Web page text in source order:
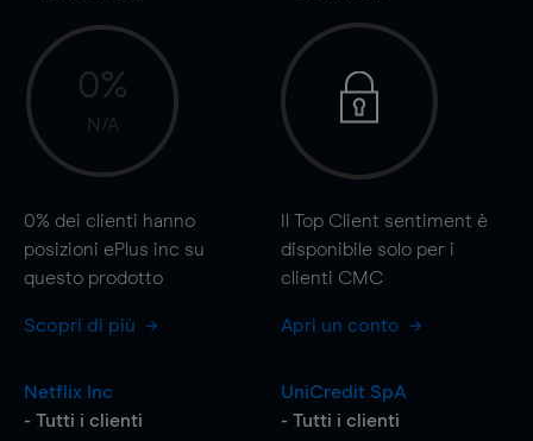
0%
N/A
0% dei clienti hanno
posizioni ePlus inc su
questo prodotto
Scopri di più
Il Top Client sentiment è
disponibile solo per i
clienti CMC
Apri un conto
Netflix Inc
- Tutti i clienti
UniCredit SpA
- Tutti i clienti